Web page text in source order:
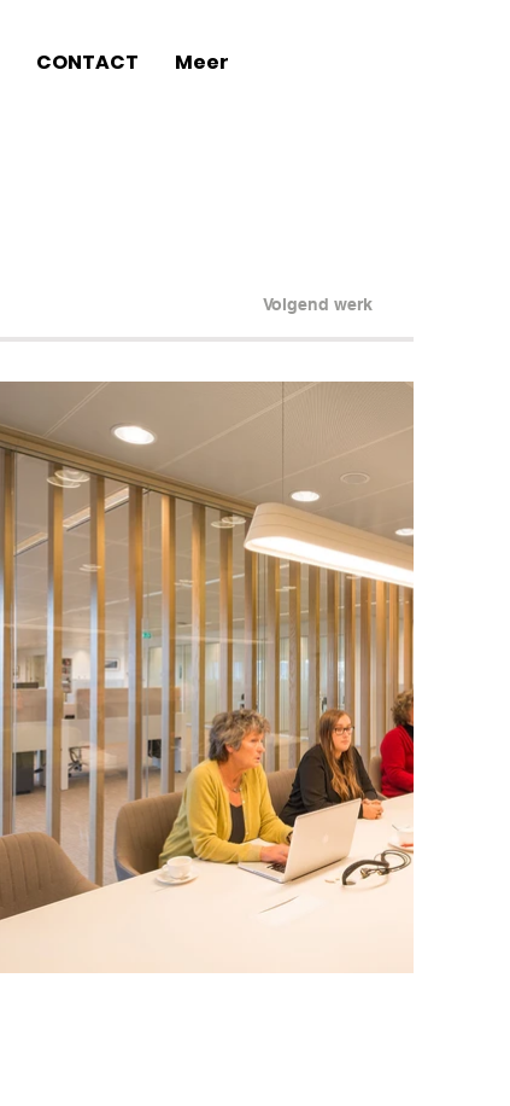
CONTACT Meer
Volgend werk